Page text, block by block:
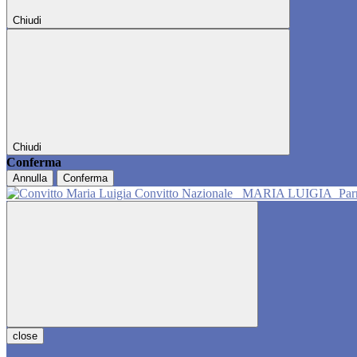
Chiudi
Chiudi
Conferma
Annulla Conferma
Convitto Nazionale MARIA LUIGIA
close